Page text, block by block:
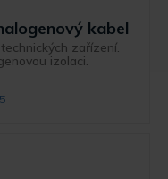
kabel
zařízení.
izolaci.